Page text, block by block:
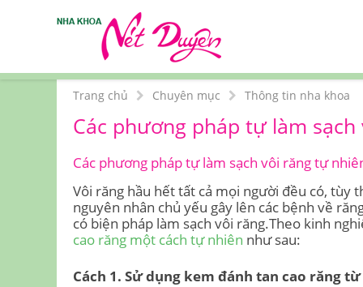
Trang chủ Chuyên mục Thông tin nha khoa
Các phương pháp tự làm
Các phương pháp tự làm sạch vôi răng tự
Vôi răng hầu hết tất cả mọi người đều có, tùy
nguyên nhân chủ yếu gây lên các bệnh về
có biện pháp làm sạch vôi răng.Theo kinh
cao răng một cách tự nhiên như sau:
Cách 1. Sử dụng kem đánh tan cao răng